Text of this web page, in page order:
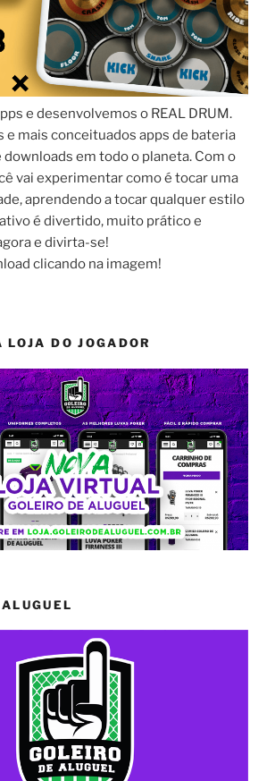
e desenvolvemos o REAL DRUM.
e mais conceituados apps de bateria
em todo o planeta. Com o
vai experimentar como é tocar uma
aprendendo a tocar qualquer estilo
é divertido, muito prático e
e divirta-se!
clicando na imagem!
LOJA DO JOGADOR